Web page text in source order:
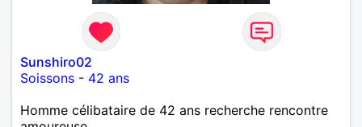
Sunshiro02
Soissons - 42 ans
Homme célibataire de 42 ans recherche rencontre